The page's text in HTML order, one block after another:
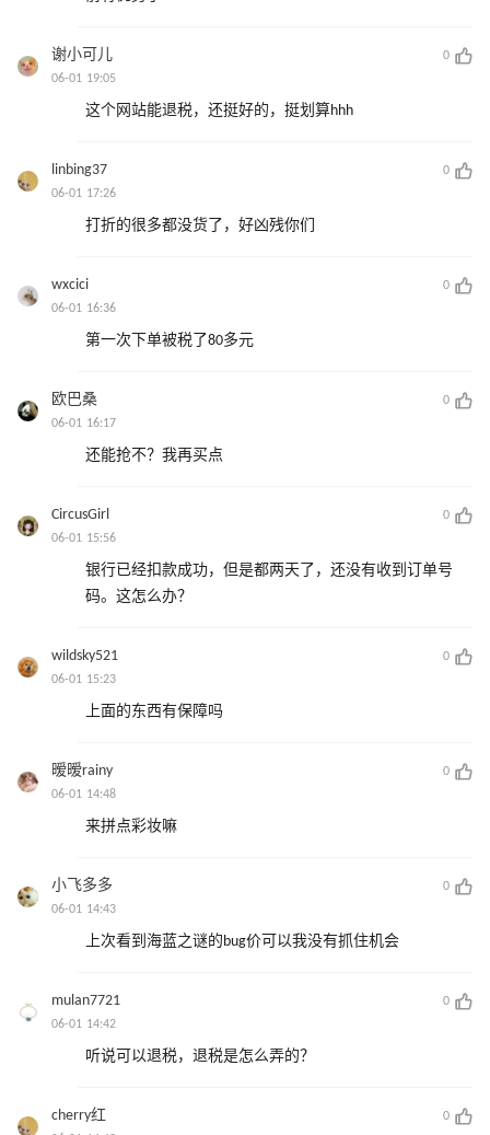
谢小可儿
0
06-01 19:05
这个网站能退税，还挺好的，挺划算hhh
linbing37
0
06-01 17:26
打折的很多都没货了，好凶残你们
wxcici
0
06-01 16:36
第一次下单被税了80多元
欧巴桑
0
06-01 16:17
还能抢不？我再买点
CircusGirl
0
06-01 15:56
银行已经扣款成功，但是都两天了，还没有收到订单号
码。这怎么办？
wildsky521
0
06-01 15:23
上面的东西有保障吗
暧暧rainy
0
06-01 14:48
来拼点彩妆嘛
小飞多多
0
06-01 14:43
上次看到海蓝之谜的bug价可以我没有抓住机会
mulan7721
0
06-01 14:42
听说可以退税，退税是怎么弄的？
cherry红
0